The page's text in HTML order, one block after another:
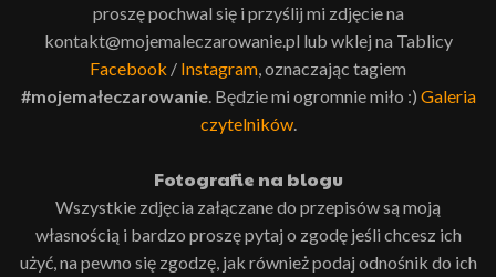
proszę pochwal się i przyślij mi zdjęcie na
kontakt@mojemaleczarowanie.pl lub wklej na Tablicy
Facebook / Instagram, oznaczając tagiem
#mojemałeczarowanie. Będzie mi ogromnie miło :) Galeria
czytelników.
Fotografie na blogu
Wszystkie zdjęcia załączane do przepisów są moją
własnością i bardzo proszę pytaj o zgodę jeśli chcesz ich
użyć, na pewno się zgodzę, jak również podaj odnośnik do ich